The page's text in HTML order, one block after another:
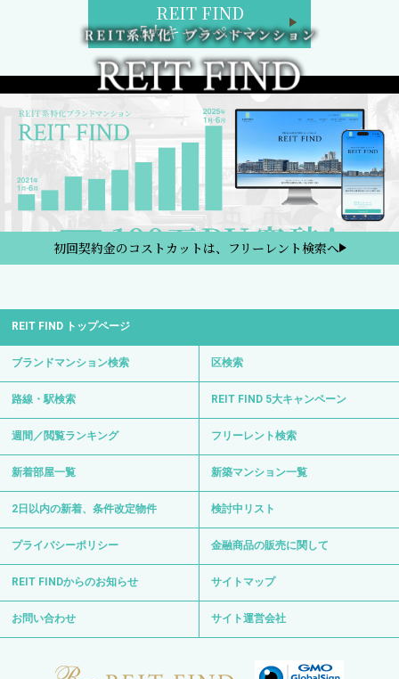
REIT FIND
5大キャンペーン
初回契約金のコストカットは、フリーレント検索へ
REIT FIND トップページ
ブランドマンション検索 区検索
路線・駅検索 REIT FIND 5大キャンペーン
週間／閲覧ランキング フリーレント検索
新着部屋一覧 新築マンション一覧
2日以内の新着、条件改定物件 検討中リスト
プライバシーポリシー 金融商品の販売に関して
REIT FINDからのお知らせ サイトマップ
お問い合わせ サイト運営会社